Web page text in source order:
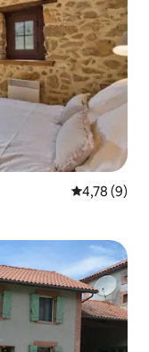
4,78 de
4,78 (9)